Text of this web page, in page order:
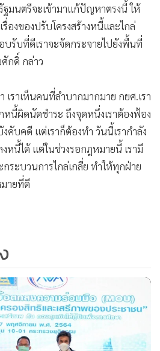
มนตรีจะเข้ามาแก้ปัญหาตรงนี้ ให้
องของปรับโครงสร้างหนี้และไกล่
บรับที่ดีเราจะจัดกระจายไปยังพื้นที่
กดิ์ กล่าว
เราเห็นคนที่ลำบากมากมาย กยศ.เรา
หนี้ผิดนัดชำระ ถึงจุดหนึ่งเราต้องฟ้อง
งคับคดี แต่เราก็ต้องทำ วันนี้เรากำลัง
หนี้ได้ แต่ในช่วงรอกฎหมายนี้ เรามี
ระบวนการไกล่เกลี่ย ทำให้ทุกฝ่าย
ายที่ดี